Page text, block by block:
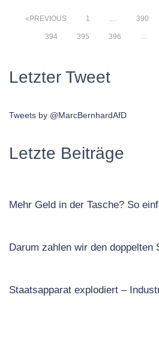
PREVIOUS 1 … 390
394 395 396 …
Letzter Tweet
Tweets by @MarcBernhardAfD
Letzte Beiträge
Mehr Geld in der Tasche? So
Darum zahlen wir den doppelten
Staatsapparat explodiert –